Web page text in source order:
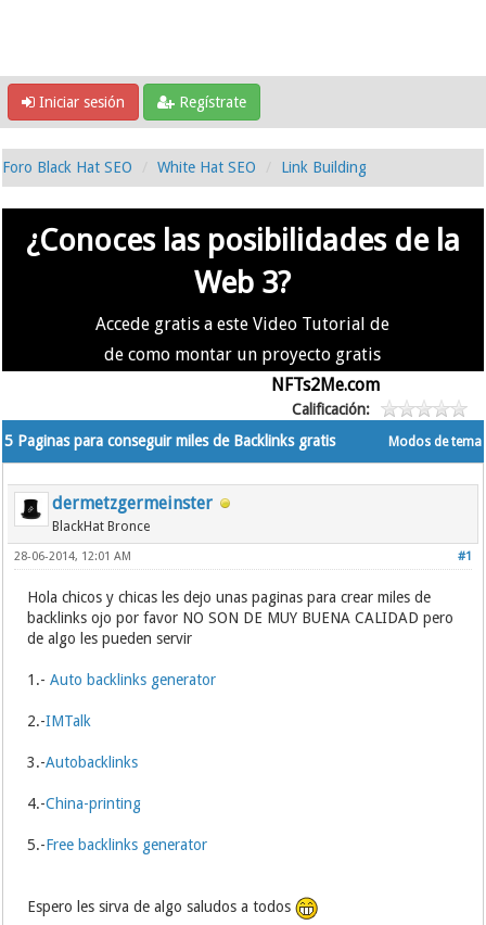
Iniciar sesión Regístrate
Foro Black Hat SEO White Hat SEO Link Building
¿Conoces las posibilidades de la
Web 3?
Accede gratis a este Video Tutorial de
de como montar un proyecto gratis
NFTs2Me.com
Calificación:
Modos de tema
5 Paginas para conseguir miles de Backlinks gratis
dermetzgermeinster
BlackHat Bronce
#1
28-06-2014, 12:01 AM
Hola chicos y chicas les dejo unas paginas para crear miles de
backlinks ojo por favor NO SON DE MUY BUENA CALIDAD pero
de algo les pueden servir
1.-Auto backlinks generator
2.-IMTalk
3.-Autobacklinks
4.-China-printing
5.-Free backlinks generator
Espero les sirva de algo saludos a todos